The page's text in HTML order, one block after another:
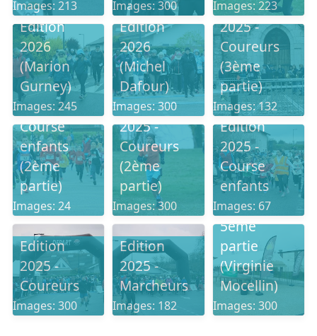
Images: 213 Images: 300 Images: 223
Edition
2026
(Marion
Gurney)
Images: 245
Edition
2026
(Michel
Dafour)
Images: 300
Edition
2025 -
Coureurs
(3ème
partie)
Images: 132
Edition
2025 -
Course
enfants
(2ème
partie)
Images: 24
Edition
2025 -
Coureurs
(2ème
partie)
Images: 300
Edition
2025 -
Course
enfants
Images: 67
Edition
2025 -
Coureurs
Images: 300
Edition
2025 -
Marcheurs
Images: 182
Edition
2024 -
5ème
partie
(Virginie
Mocellin)
Images: 300